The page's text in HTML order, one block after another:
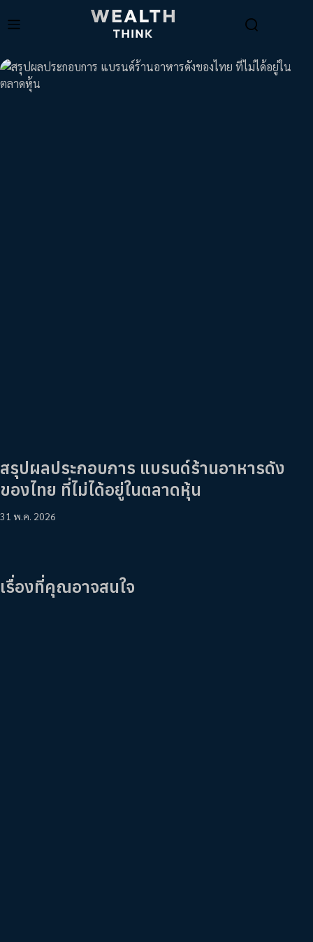
สรุปผลประกอบการ แบรนด์ร้านอาหารดัง
ของไทย ที่ไม่ได้อยู่ในตลาดหุ้น
31 พ.ค. 2026
เรื่องที่คุณอาจสนใจ